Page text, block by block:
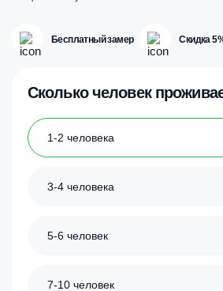
Бесплатный замер Скидка
Сколько человек
1-2 человека
3-4 человека
5-6 человек
7-10 человек